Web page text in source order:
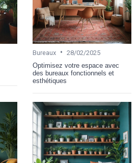
Bureaux • 28/02/2025
Optimisez votre espace avec
des bureaux fonctionnels et
esthétiques